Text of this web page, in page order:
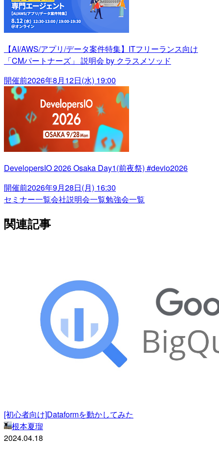
【AI/AWS/アプリ/データ案件特集】ITフリーランス向け
「CMパートナーズ」 説明会 by クラスメソッド
開催前2026年8月12日(水) 19:00
DevelopersIO 2026 Osaka Day1(前夜祭) #devio2026
開催前2026年9月28日(月) 16:30
セミナー一覧会社説明会一覧勉強会一覧
関連記事
[初心者向け]Dataformを動かしてみた
根本夏瑠
2024.04.18